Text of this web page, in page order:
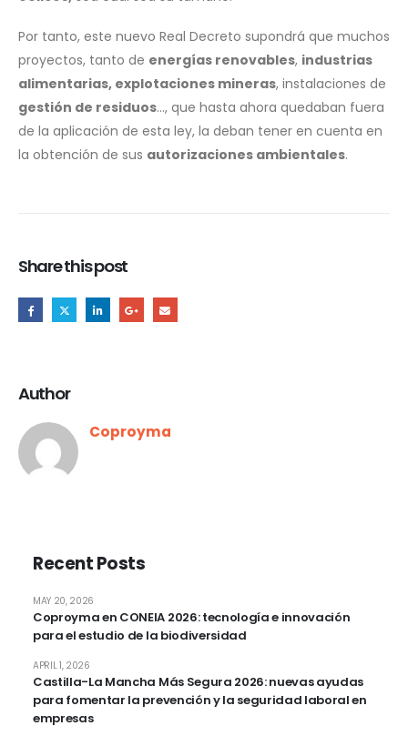
Por tanto, este nuevo Real Decreto supondrá que muchos
proyectos, tanto de energías renovables, industrias
alimentarias, explotaciones mineras, instalaciones de
gestión de residuos…, que hasta ahora quedaban fuera
de la aplicación de esta ley, la deban tener en cuenta en
la obtención de sus autorizaciones ambientales.
Share this post
Author
Coproyma
Recent Posts
Coproyma en CONEIA 2026: tecnología e innovación
para el estudio de la biodiversidad
MAY 20, 2026
Castilla-La Mancha Más Segura 2026: nuevas ayudas
para fomentar la prevención y la seguridad laboral en
empresas
APRIL 1, 2026